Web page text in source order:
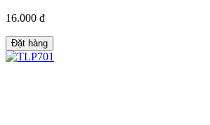
16.000 đ
Đặt hàng